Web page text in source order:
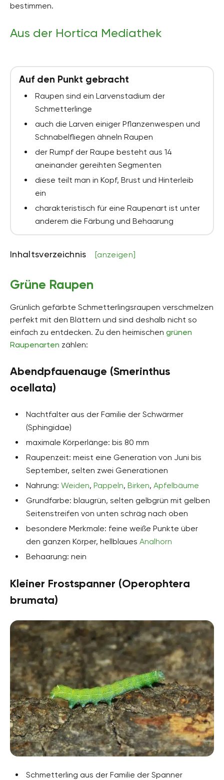
bestimmen.
Aus der Hortica Mediathek
Auf den Punkt gebracht
Raupen sind ein Larvenstadium der
Schmetterlinge
auch die Larven einiger Pflanzenwespen und
Schnabelfliegen ähneln Raupen
der Rumpf der Raupe besteht aus 14
aneinander gereihten Segmenten
diese teilt man in Kopf, Brust und Hinterleib
ein
charakteristisch für eine Raupenart ist unter
anderem die Färbung und Behaarung
Inhaltsverzeichnis [anzeigen]
Grüne Raupen
Grünlich gefärbte Schmetterlingsraupen verschmelzen
perfekt mit den Blättern und sind deshalb nicht so
einfach zu entdecken. Zu den heimischen grünen
Raupenarten zählen:
Abendpfauenauge (Smerinthus
ocellata)
Nachtfalter aus der Familie der Schwärmer
(Sphingidae)
maximale Körperlänge: bis 80 mm
Raupenzeit: meist eine Generation von Juni bis
September, selten zwei Generationen
Nahrung: Weiden, Pappeln, Birken, Apfelbäume
Grundfarbe: blaugrün, selten gelbgrün mit gelben
Seitenstreifen von unten schräg nach oben
besondere Merkmale: feine weiße Punkte über
den ganzen Körper, hellblaues Analhorn
Behaarung: nein
Kleiner Frostspanner (Operophtera
brumata)
Schmetterling aus der Familie der Spanner